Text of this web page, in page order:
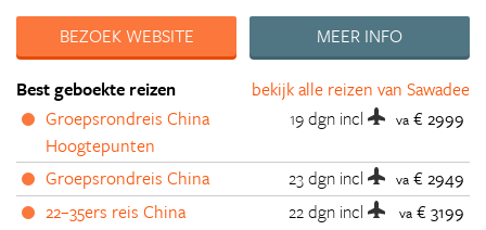
BEZOEK WEBSITE
MEER INFO
bekijk alle reizen van Sawadee
Best geboekte reizen
Groepsrondreis China
Hoogtepunten
19 dgn incl va € 2999
Groepsrondreis China 23 dgn incl va € 2949
22–35ers reis China
22 dgn incl va € 3199